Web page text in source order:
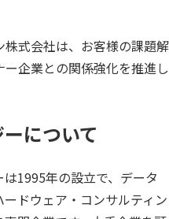
式会社は、お客様の課題解
企業との関係強化を推進し
について
1995年の設立で、データ
ドウェア・コンサルティン